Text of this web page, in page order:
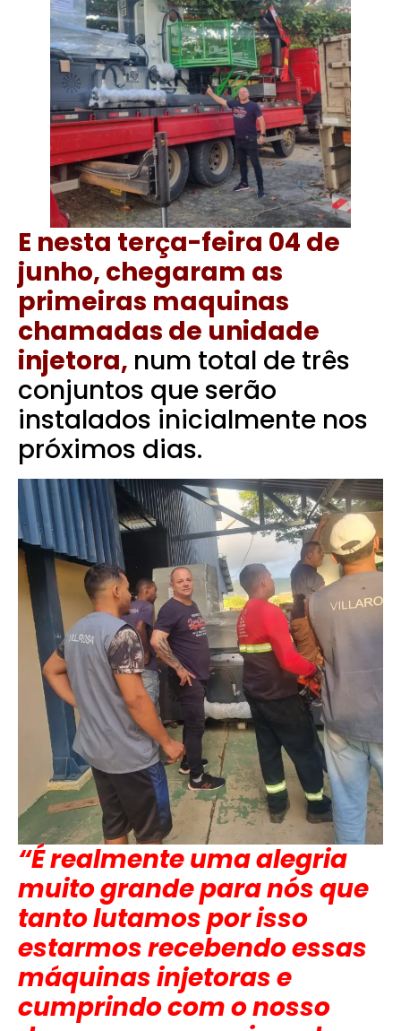
E nesta terça-feira 04 de
junho, chegaram as
primeiras maquinas
chamadas de unidade
injetora, num total de três
conjuntos que serão
instalados inicialmente nos
próximos dias.
“É realmente uma alegria
muito grande para nós que
tanto lutamos por isso
estarmos recebendo essas
máquinas injetoras e
cumprindo com o nosso